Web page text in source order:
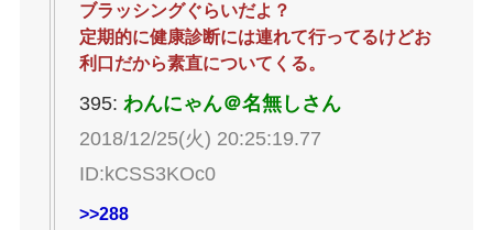
ブラッシングぐらいだよ？
定期的に健康診断には連れて行ってるけどお
利口だから素直についてくる。
395: わんにゃん＠名無しさん
2018/12/25(火) 20:25:19.77
ID:kCSS3KOc0
>>288